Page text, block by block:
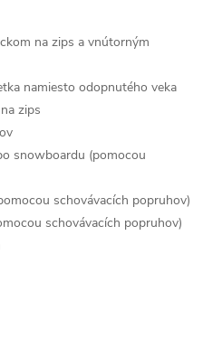
na zips a vnútorným
namiesto odopnutého veka
zips
snowboardu (pomocou
schovávacích popruhov)
schovávacích popruhov)